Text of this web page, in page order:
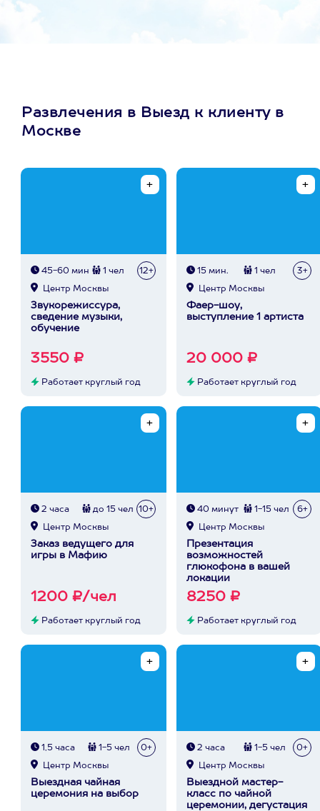
Развлечения в Выезд к клиенту в
Москве
45-60 мин 1 чел 12+
Центр Москвы
Звукорежиссура,
сведение музыки,
обучение
3550 ₽
Работает круглый год
15 мин. 1 чел 3+
Центр Москвы
Фаер-шоу,
выступление 1 артиста
20 000 ₽
Работает круглый год
2 часа до 15 чел 10+
Центр Москвы
Заказ ведущего для
игры в Мафию
1200 ₽/чел
Работает круглый год
40 минут 1-15 чел 6+
Центр Москвы
Презентация
возможностей
глюкофона в вашей
локации
8250 ₽
Работает круглый год
1,5 часа 1-5 чел 0+
Центр Москвы
Выездная чайная
церемония на выбор
2 часа 1-5 чел 0+
Центр Москвы
Выездной мастер-
класс по чайной
церемонии, дегустация